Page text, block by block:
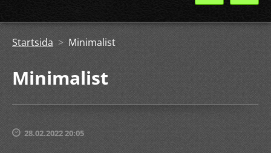
Startsida > Minimalist
Minimalist
28.02.2022 20:05